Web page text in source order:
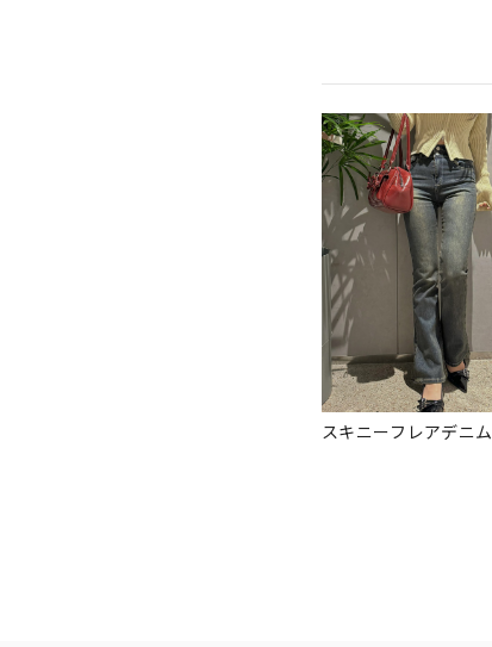
スキニーフレアデニ